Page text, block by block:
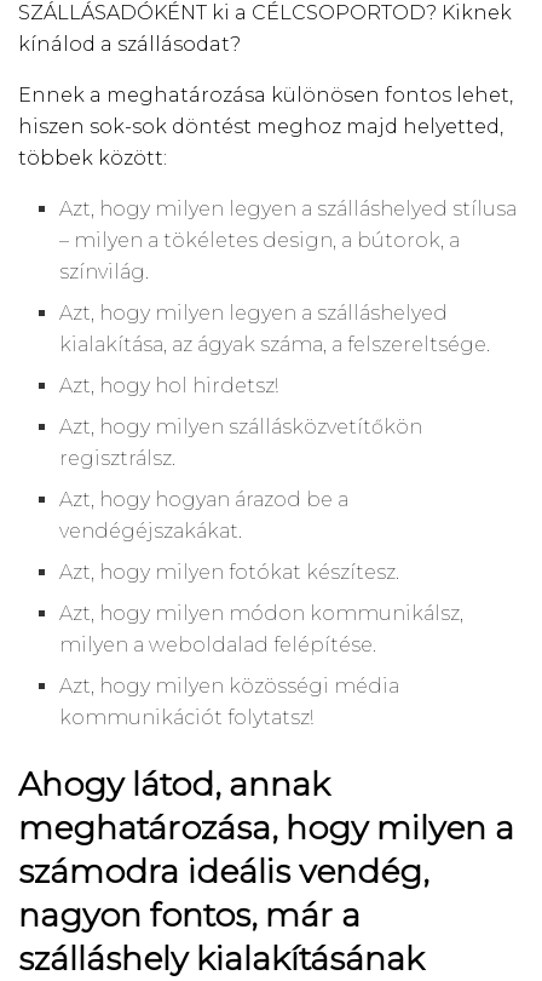
SZÁLLÁSADÓKÉNT ki a CÉLCSOPORTOD? Kiknek
kínálod a szállásodat?
Ennek a meghatározása különösen fontos lehet,
hiszen sok-sok döntést meghoz majd helyetted,
többek között:
Azt, hogy milyen legyen a szálláshelyed stílusa
– milyen a tökéletes design, a bútorok, a
színvilág.
Azt, hogy milyen legyen a szálláshelyed
kialakítása, az ágyak száma, a felszereltsége.
Azt, hogy hol hirdetsz!
Azt, hogy milyen szállásközvetítőkön
regisztrálsz.
Azt, hogy hogyan árazod be a
vendégéjszakákat.
Azt, hogy milyen fotókat készítesz.
Azt, hogy milyen módon kommunikálsz,
milyen a weboldalad felépítése.
Azt, hogy milyen közösségi média
kommunikációt folytatsz!
Ahogy látod, annak
meghatározása, hogy milyen a
számodra ideális vendég,
nagyon fontos, már a
szálláshely kialakításának